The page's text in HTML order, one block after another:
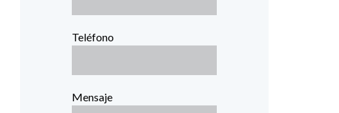
Teléfono
Mensaje